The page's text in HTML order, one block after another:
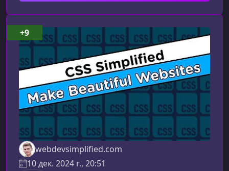
ориентирован на разработчиков, которые
хотят углубить знания CSS и JavaScript и
перейти к самостоятельной разработке
функциональных приложений. Создание
интерактивных интерфейсов с использ
webdevsimplified.com
10 дек. 2024 г., 20:51
+9